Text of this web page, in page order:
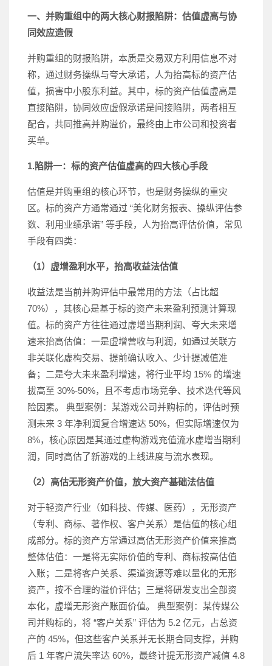
一、并购重组中的两大核心财报陷阱：估值虚高与协
同效应造假
并购重组的财报陷阱，本质是交易双方利用信息不对
称，通过财务操纵与夸大承诺，人为抬高标的资产估
值，损害中小股东利益。其中，标的资产估值虚高是
直接陷阱，协同效应虚假承诺是间接陷阱，两者相互
配合，共同推高并购溢价，最终由上市公司和投资者
买单。
1.陷阱一：标的资产估值虚高的四大核心手段
估值是并购重组的核心环节，也是财务操纵的重灾
区。标的资产方通常通过 “美化财务报表、操纵评估参
数、利用业绩承诺” 等手段，人为抬高评估价值，常见
手段有四类：
（1）虚增盈利水平，抬高收益法估值
收益法是当前并购评估中最常用的方法（占比超
70%），其核心是基于标的资产未来盈利预测计算现
值。标的资产方往往通过虚增当期利润、夸大未来增
速来抬高估值：一是虚增营收与利润，如通过关联方
非关联化虚构交易、提前确认收入、少计提减值准
备；二是夸大未来盈利增速，将行业平均 15% 的增速
拔高至 30%-50%，且不考虑市场竞争、技术迭代等风
险因素。 典型案例：某游戏公司并购标的，评估时预
测未来 3 年净利润复合增速达 50%，但实际增速仅为
8%，核心原因是其通过虚构游戏充值流水虚增当期利
润，同时高估了新游戏的上线进度与流水表现。
（2）高估无形资产价值，放大资产基础法估值
对于轻资产行业（如科技、传媒、医药），无形资产
（专利、商标、著作权、客户关系）是估值的核心组
成部分。标的资产方常通过高估无形资产价值来推高
整体估值：一是将无实际价值的专利、商标按高估值
入账；二是将客户关系、渠道资源等难以量化的无形
资产，按不合理的溢价评估；三是将研发支出全部资
本化，虚增无形资产账面价值。 典型案例：某传媒公
司并购标的，将 “客户关系” 评估为 5.2 亿元，占总资
产的 45%，但这些客户关系并无长期合同支撑，并购
后 1 年客户流失率达 60%，最终计提无形资产减值 4.8